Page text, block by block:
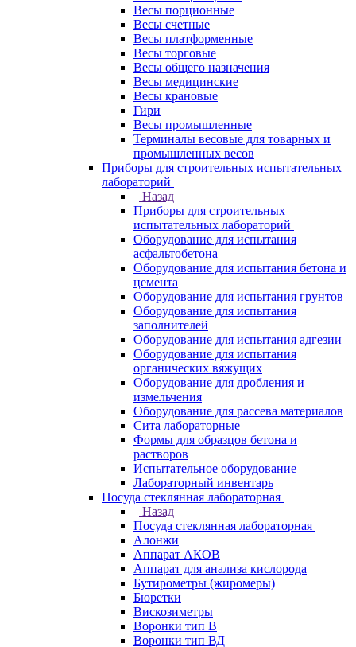
Весы порционные
Весы счетные
Весы платформенные
Весы торговые
Весы общего назначения
Весы медицинские
Весы крановые
Гири
Весы промышленные
Терминалы весовые для товарных и
промышленных весов
Приборы для строительных испытательных
лабораторий
Назад
Приборы для строительных
испытательных лабораторий
Оборудование для испытания
асфальтобетона
Оборудование для испытания бетона и
цемента
Оборудование для испытания грунтов
Оборудование для испытания
заполнителей
Оборудование для испытания адгезии
Оборудование для испытания
органических вяжущих
Оборудование для дробления и
измельчения
Оборудование для рассева материалов
Сита лабораторные
Формы для образцов бетона и
растворов
Испытательное оборудование
Лабораторный инвентарь
Посуда стеклянная лабораторная
Назад
Посуда стеклянная лабораторная
Алонжи
Аппарат АКОВ
Аппарат для анализа кислорода
Бутирометры (жиромеры)
Бюретки
Вискозиметры
Воронки тип В
Воронки тип ВД